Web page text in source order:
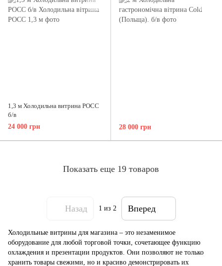
1,3 м Холодильна витрина РОСС
б/в
24 000 грн
28 000 грн
Показать еще 19 товаров
Назад 1 из 2 Вперед
Холодильные витрины для магазина – это незаменимое
оборудование для любой торговой точки, сочетающее функцию
охлаждения и презентации продуктов. Они позволяют не только
хранить товары свежими, но и красиво демонстрировать их